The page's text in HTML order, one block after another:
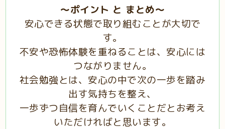
～ポイント と まとめ～
安心できる状態で取り組むことが大切で
す。
不安や恐怖体験を重ねることは、安心には
つながりません。
社会勉強とは、安心の中で次の一歩を踏み
出す気持ちを整え、
一歩ずつ自信を育んでいくことだとお考え
いただければと思います。